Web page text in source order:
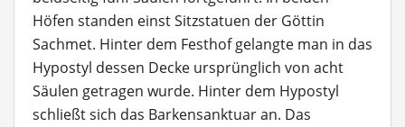
Höfen standen einst Sitzstatuen der Göttin
Sachmet. Hinter dem Festhof gelangte man in das
Hypostyl dessen Decke ursprünglich von acht
Säulen getragen wurde. Hinter dem Hypostyl
schließt sich das Barkensanktuar an. Das